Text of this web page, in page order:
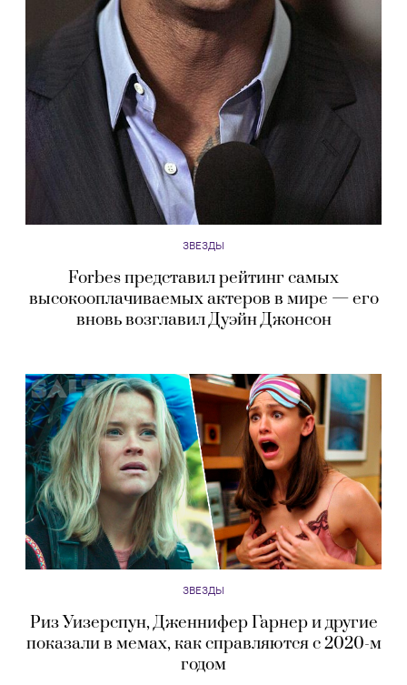
ЗВЕЗДЫ
Forbes представил рейтинг самых
высокооплачиваемых актеров в мире — его
вновь возглавил Дуэйн Джонсон
ЗВЕЗДЫ
Риз Уизерспун, Дженнифер Гарнер и другие
показали в мемах, как справляются с 2020-м
годом